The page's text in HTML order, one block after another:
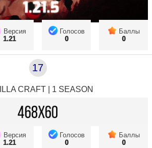
Версия
1.21
Голосов
0
Баллы
0
17
CRAFT | 1 SEASON
Версия
1.21
Голосов
0
Баллы
0